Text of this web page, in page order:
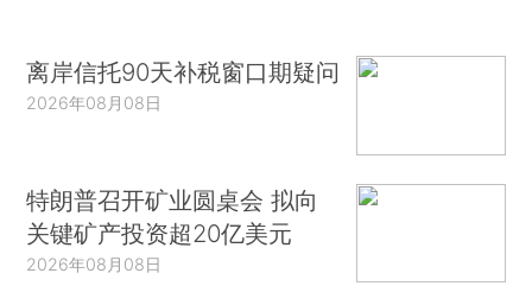
离岸信托90天补税窗口期疑问
2026年08月08日
特朗普召开矿业圆桌会 拟向
关键矿产投资超20亿美元
2026年08月08日